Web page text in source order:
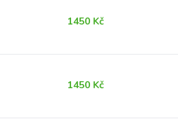
1450 Kč
1450 Kč